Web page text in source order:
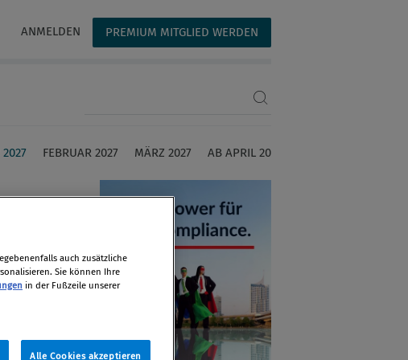
ANMELDEN PREMIUM MITGLIED WERDEN
2027 FEBRUAR 2027 MÄRZ 2027 AB APRIL 2027
auch zusätzliche
Sie können Ihre
in der Fußzeile unserer
Alle Cookies akzeptieren